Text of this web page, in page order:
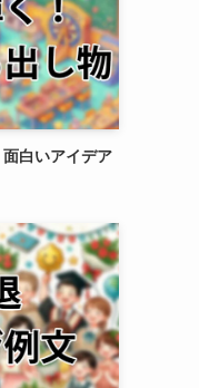
白いアイデア